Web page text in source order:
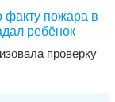
факту пожара в
ребёнок
проверку